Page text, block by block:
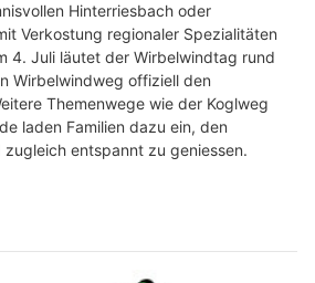
Hinterriesbach oder
Verkostung regionaler Spezialitäten
4. Juli läutet der Wirbelwindtag rund
Wirbelwindweg offiziell den
Themenwege wie der Koglweg
laden Familien dazu ein, den
entspannt zu geniessen.